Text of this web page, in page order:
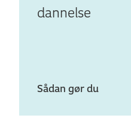
dan­nelse
Sådan gør du